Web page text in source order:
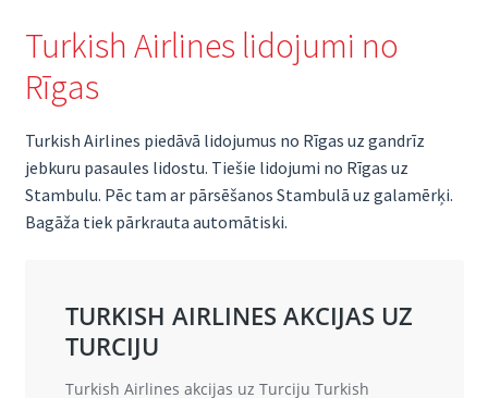
Turkish Airlines lidojumi no
Rīgas
Turkish Airlines piedāvā lidojumus no Rīgas uz gandrīz
jebkuru pasaules lidostu. Tiešie lidojumi no Rīgas uz
Stambulu. Pēc tam ar pārsēšanos Stambulā uz galamērķi.
Bagāža tiek pārkrauta automātiski.